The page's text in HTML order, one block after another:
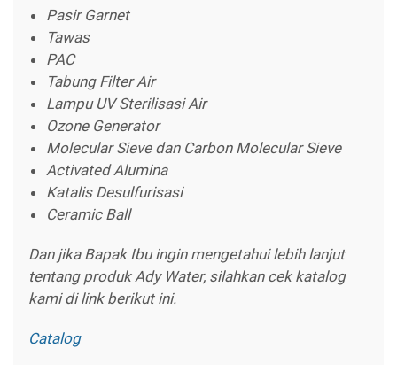
Pasir Garnet
Tawas
PAC
Tabung Filter Air
Lampu UV Sterilisasi Air
Ozone Generator
Molecular Sieve dan Carbon Molecular Sieve
Activated Alumina
Katalis Desulfurisasi
Ceramic Ball
Dan jika Bapak Ibu ingin mengetahui lebih lanjut
tentang produk Ady Water, silahkan cek katalog
kami di link berikut ini.
Catalog